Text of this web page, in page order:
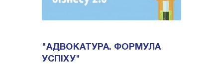
"АДВОКАТУРА. ФОРМУЛА
УСПІХУ"